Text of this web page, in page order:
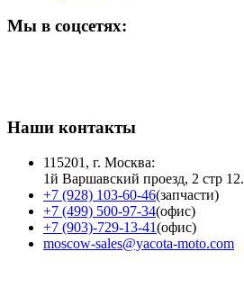
Мы в соцсетях:
Наши контакты
115201, г. Москва:
1й Варшавский проезд, 2 стр 12.
+7 (928) 103-60-46(запчасти)
+7 (499) 500-97-34(офис)
+7 (903)-729-13-41(офис)
moscow-sales@yacota-moto.com